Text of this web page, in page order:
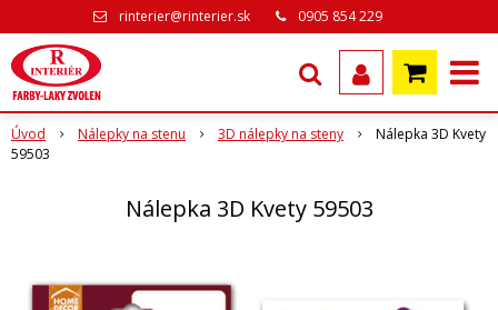
rinterier@rinterier.sk 0905 854 229
Úvod Nálepky na stenu 3D nálepky na steny
Nálepka 3D Kvety
59503
Nálepka 3D Kvety 59503